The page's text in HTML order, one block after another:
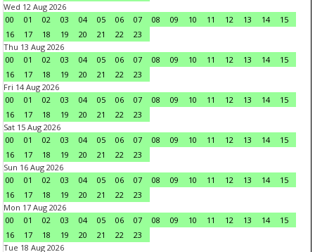
Wed 12 Aug 2026
00
01 02 03 04 05 06 07 08 09 10 11 12 13 14
15
16
17 18 19 20 21 22
23
Thu 13 Aug 2026
00
01 02 03 04 05 06 07 08 09 10 11 12 13 14
15
16
17 18 19 20 21 22
23
Fri 14 Aug 2026
00
01 02 03 04 05 06 07 08 09 10 11 12 13 14
15
16
17 18 19 20 21 22
23
Sat 15 Aug 2026
00
01 02 03 04 05 06 07 08 09 10 11 12 13 14
15
16
17 18 19 20 21 22
23
Sun 16 Aug 2026
00
01 02 03 04 05 06 07 08 09 10 11 12 13 14
15
16
17 18 19 20 21 22
23
Mon 17 Aug 2026
00
01 02 03 04 05 06 07 08 09 10 11 12 13 14
15
16
17 18 19 20 21 22
23
Tue 18 Aug 2026